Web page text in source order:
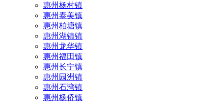
惠州杨村镇
惠州泰美镇
惠州柏塘镇
惠州湖镇镇
惠州龙华镇
惠州福田镇
惠州长宁镇
惠州园洲镇
惠州石湾镇
惠州杨侨镇